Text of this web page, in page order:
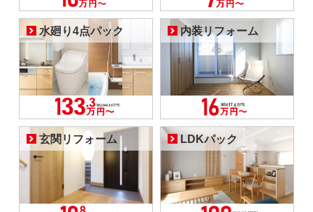
水廻り4点パック 内装リフォーム
玄関リフォーム LDKパック